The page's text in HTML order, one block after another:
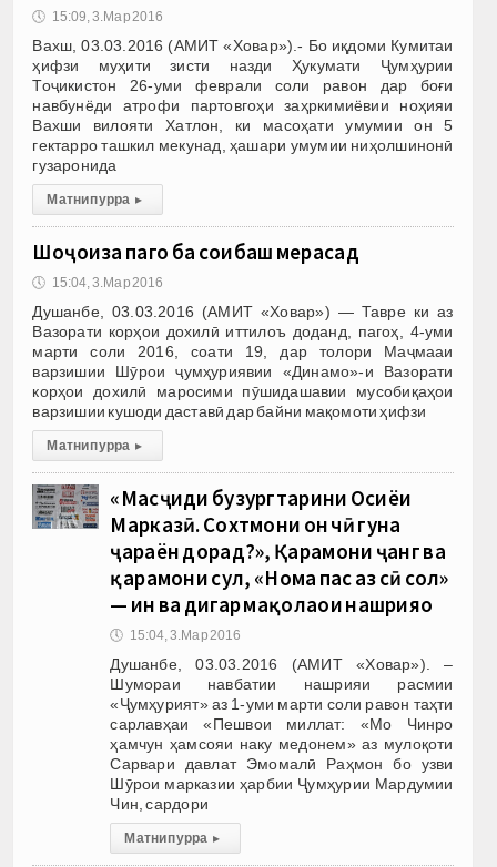
🕔 15:09, 3.Мар 2016
Вахш, 03.03.2016 (АМИТ «Ховар»).- Бо иқдоми Кумитаи
ҳифзи муҳити зисти назди Ҳукумати Ҷумҳурии
Тоҷикистон 26-уми феврали соли равон дар боғи
навбунёди атрофи партовгоҳи заҳркимиёвии ноҳияи
Вахши вилояти Хатлон, ки масоҳати умумии он 5
гектарро ташкил мекунад, ҳашари умумии ниҳолшинонӣ
гузаронида
Матни пурра ▸
Шоҳҷоиза пагоҳ ба соҳибаш мерасад
🕔 15:04, 3.Мар 2016
Душанбе, 03.03.2016 (АМИТ «Ховар») — Тавре ки аз
Вазорати корҳои дохилӣ иттилоъ доданд, пагоҳ, 4-уми
марти соли 2016, соати 19, дар толори Маҷмааи
варзишии Шӯрои ҷумҳуриявии «Динамо»-и Вазорати
корҳои дохилӣ маросими пӯшидашавии мусобиқаҳои
варзишии кушоди даставӣ дар байни мақомоти ҳифзи
Матни пурра ▸
«Масҷиди бузургтарини Осиёи
Марказӣ. Сохтмони он чӣ гуна
ҷараён дорад?», Қаҳрамони ҷанг ва
қаҳрамони сулҳ, «Нома пас аз сӣ сол»
— ин ва дигар мақолаҳои нашрияҳо
🕔 15:04, 3.Мар 2016
Душанбе, 03.03.2016 (АМИТ «Ховар»). –
Шумораи навбатии нашрияи расмии
«Ҷумҳурият» аз 1-уми марти соли равон таҳти
сарлавҳаи «Пешвои миллат: «Мо Чинро
ҳамчун ҳамсояи наку медонем» аз мулоқоти
Сарвари давлат Эмомалӣ Раҳмон бо узви
Шӯрои марказии ҳарбии Ҷумҳурии Мардумии
Чин, сардори
Матни пурра ▸